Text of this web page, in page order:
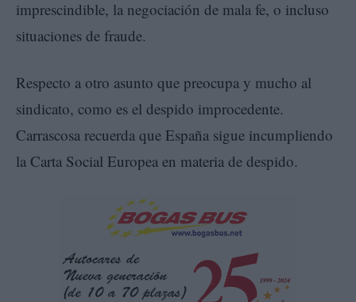
imprescindible, la negociación de mala fe, o incluso
situaciones de fraude.
Respecto a otro asunto que preocupa y mucho al
sindicato, como es el despido improcedente.
Carrascosa recuerda que España sigue incumpliendo
la Carta Social Europea en materia de despido.